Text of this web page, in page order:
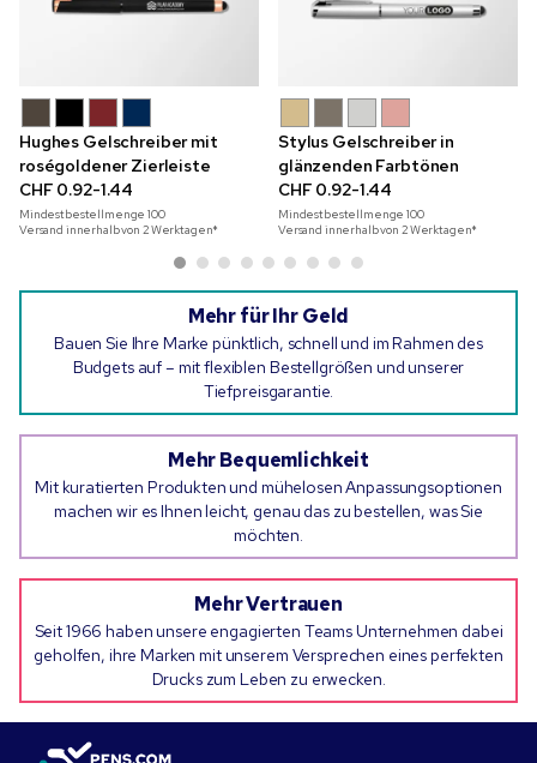
Hughes Gelschreiber mit
roségoldener Zierleiste
CHF 0.92-1.44
Mindestbestellmenge100
Versand innerhalb von 2 Werktagen*
Stylus Gelschreiber in
glänzenden Farbtönen
CHF 0.92-1.44
Mindestbestellmenge100
Versand innerhalb von 2 Werktagen*
Mehr für Ihr Geld
Bauen Sie Ihre Marke pünktlich, schnell und im Rahmen des
Budgets auf – mit flexiblen Bestellgrößen und unserer
Tiefpreisgarantie.
Mehr Bequemlichkeit
Mit kuratierten Produkten und mühelosen Anpassungsoptionen
machen wir es Ihnen leicht, genau das zu bestellen, was Sie
möchten.
Mehr Vertrauen
Seit 1966 haben unsere engagierten Teams Unternehmen dabei
geholfen, ihre Marken mit unserem Versprechen eines perfekten
Drucks zum Leben zu erwecken.